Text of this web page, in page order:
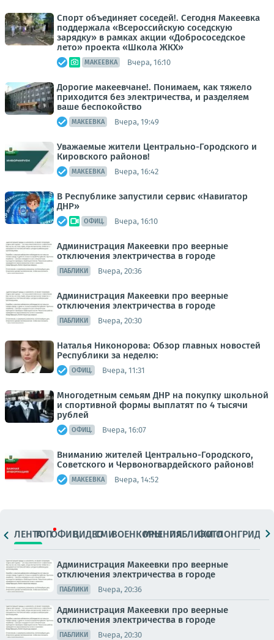
Спорт объединяет соседей!. Сегодня Макеевка
поддержала «Всероссийскую соседскую
зарядку» в рамках акции «Добрососедское
лето» проекта «Школа ЖКХ»
МАКЕЕВКА Вчера, 16:10
Дорогие макеевчане!. Понимаем, как тяжело
приходится без электричества, и разделяем
ваше беспокойство
МАКЕЕВКА Вчера, 19:49
Уважаемые жители Центрально-Городского и
Кировского районов!
МАКЕЕВКА Вчера, 16:42
В Республике запустили сервис «Навигатор
ДНР»
ОФИЦ. Вчера, 16:10
Администрация Макеевки про веерные
отключения электричества в городе
ПАБЛИКИ Вчера, 20:36
Администрация Макеевки про веерные
отключения электричества в городе
ПАБЛИКИ Вчера, 20:30
Наталья Никонорова: Обзор главных новостей
Республики за неделю:
ОФИЦ. Вчера, 11:31
Многодетным семьям ДНР на покупку школьной
и спортивной формы выплатят по 4 тысячи
рублей
ОФИЦ. Вчера, 16:07
Вниманию жителей Центрально-Городского,
Советского и Червоногвардейского районов!
МАКЕЕВКА Вчера, 14:52
ЛЕНТАТОПОФИЦ.ВИДЕОСМИВОЕНКОРЫМНЕНИЯПАБЛИКИ
ФОТОЛОНГРИДЫ
Администрация Макеевки про веерные
отключения электричества в городе
ПАБЛИКИ Вчера, 20:36
Администрация Макеевки про веерные
отключения электричества в городе
ПАБЛИКИ Вчера, 20:30